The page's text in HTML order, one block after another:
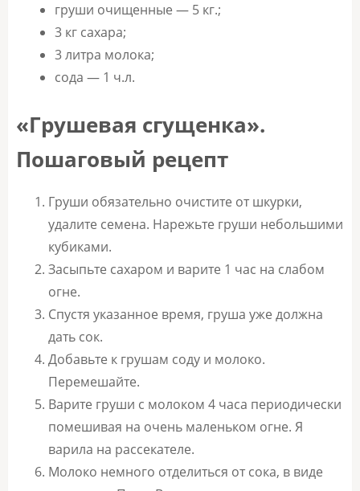
груши очищенные — 5 кг.;
3 кг сахара;
3 литра молока;
сода — 1 ч.л.
«Грушевая сгущенка».
Пошаговый рецепт
Груши обязательно очистите от шкурки,
удалите семена. Нарежьте груши небольшими
кубиками.
Засыпьте сахаром и варите 1 час на слабом
огне.
Спустя указанное время, груша уже должна
дать сок.
Добавьте к грушам соду и молоко.
Перемешайте.
Варите груши с молоком 4 часа периодически
помешивая на очень маленьком огне. Я
варила на рассекателе.
Молоко немного отделиться от сока, в виде